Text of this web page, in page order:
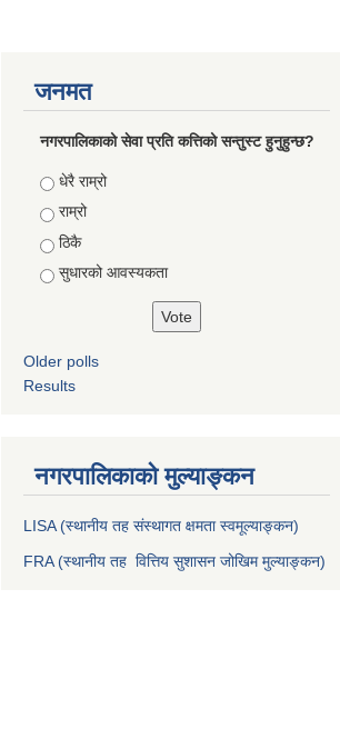
जनमत
नगरपालिकाको सेवा प्रति कत्तिको सन्तुस्ट हुनुहुन्छ?
Choices
धेरै राम्रो
राम्रो
ठिकै
सुधारको आवस्यकता
Older polls
Results
नगरपालिकाको मुल्याङ्कन
LISA (स्थानीय तह संस्थागत क्षमता स्वमूल्याङ्कन)
FRA (स्थानीय तह वित्तिय सुशासन जोखिम मुल्याङ्कन)